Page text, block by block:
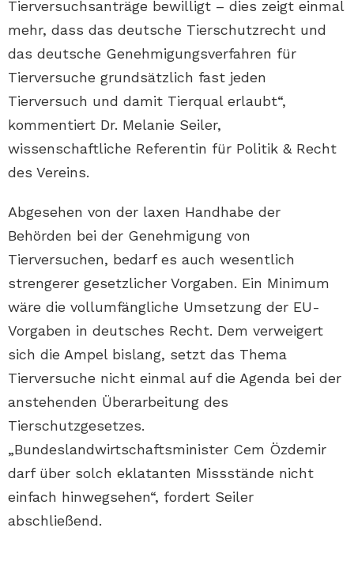
Tierversuchsanträge bewilligt – dies zeigt einmal
mehr, dass das deutsche Tierschutzrecht und
das deutsche Genehmigungsverfahren für
Tierversuche grundsätzlich fast jeden
Tierversuch und damit Tierqual erlaubt“,
kommentiert Dr. Melanie Seiler,
wissenschaftliche Referentin für Politik & Recht
des Vereins.
Abgesehen von der laxen Handhabe der
Behörden bei der Genehmigung von
Tierversuchen, bedarf es auch wesentlich
strengerer gesetzlicher Vorgaben. Ein Minimum
wäre die vollumfängliche Umsetzung der EU-
Vorgaben in deutsches Recht. Dem verweigert
sich die Ampel bislang, setzt das Thema
Tierversuche nicht einmal auf die Agenda bei der
anstehenden Überarbeitung des
Tierschutzgesetzes.
„Bundeslandwirtschaftsminister Cem Özdemir
darf über solch eklatanten Missstände nicht
einfach hinwegsehen“, fordert Seiler
abschließend.